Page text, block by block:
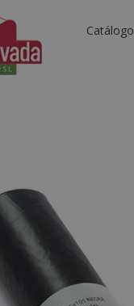
Catálogo